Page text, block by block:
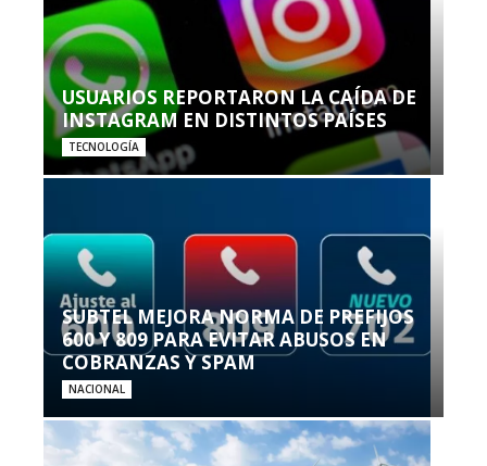
USUARIOS REPORTARON LA CAÍDA DE
INSTAGRAM EN DISTINTOS PAÍSES
TECNOLOGÍA
SUBTEL MEJORA NORMA DE PREFIJOS
600 Y 809 PARA EVITAR ABUSOS EN
COBRANZAS Y SPAM
NACIONAL